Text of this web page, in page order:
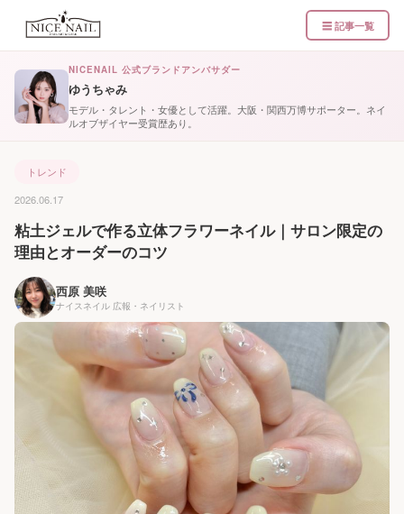
☰ 記事一覧
NICENAIL 公式ブランドアンバサダー
ゆうちゃみ
モデル・タレント・女優として活躍。大阪・関西万博サポーター。ネイ
ルオブザイヤー受賞歴あり。
トレンド
2026.06.17
粘土ジェルで作る立体フラワーネイル｜サロン限定の
理由とオーダーのコツ
西原 美咲
ナイスネイル 広報・ネイリスト